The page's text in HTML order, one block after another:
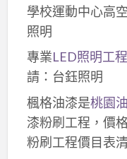
學校運動中心高
照明
專業LED照明工程
請：台鈺照明
楓格油漆是桃園
漆粉刷工程，價
粉刷工程價目表